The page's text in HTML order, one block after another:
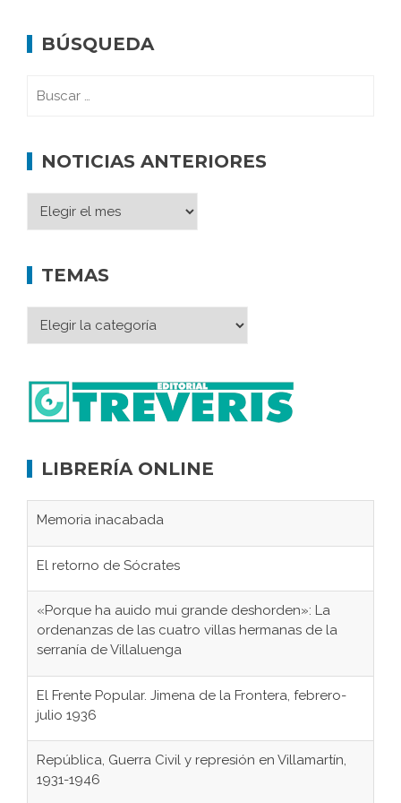
BÚSQUEDA
NOTICIAS ANTERIORES
TEMAS
LIBRERÍA ONLINE
Memoria inacabada
El retorno de Sócrates
«Porque ha auido mui grande deshorden»: La
ordenanzas de las cuatro villas hermanas de la
serranía de Villaluenga
El Frente Popular. Jimena de la Frontera, febrero-
julio 1936
República, Guerra Civil y represión en Villamartín,
1931-1946